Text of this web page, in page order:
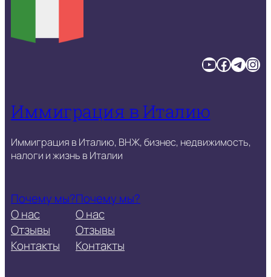
YouTube Facebook TelegramInstagram
Иммиграция в Италию
Иммиграция в Италию, ВНЖ, бизнес, недвижимость,
налоги и жизнь в Италии
Почему мы?
О нас
Отзывы
Контакты
Почему мы?
О нас
Отзывы
Контакты